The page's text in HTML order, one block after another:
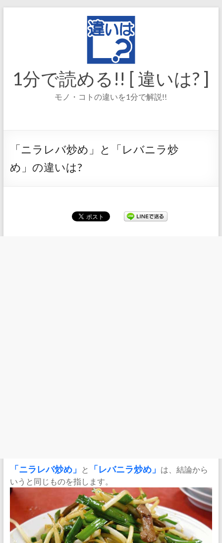
1分で読める!! [ 違いは? ]
モノ・コトの違いを1分で解説!!
「ニラレバ炒め」と「レバニラ炒
め」の違いは?
「 ニラレバ炒め」 と 「 レバニラ炒め」 は、結論から
いうと同じものを指します。